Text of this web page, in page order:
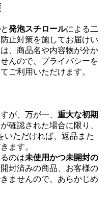
と発泡スチロールによる二
止対策を施してお届けい
、商品名や内容物が分か
んので、プライバシーを
ご利用いただけます。
が、万が一、 重大な初期
が確認された場合に限り、
いただければ、返品また
ます。
のは未使用かつ未開封の
封済みの商品、お客様の
ませんので、あらかじめ